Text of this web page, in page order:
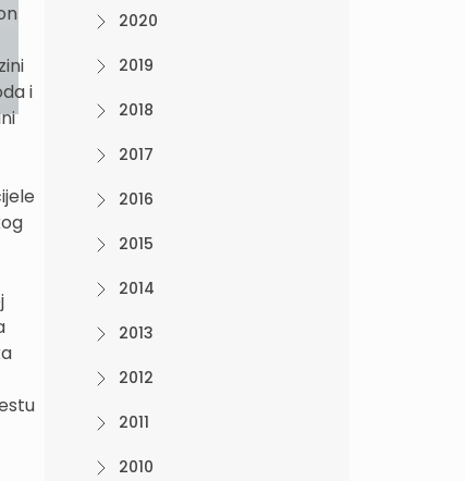
i
2020
2019
2018
2017
2016
2015
2014
2013
2012
2011
2010